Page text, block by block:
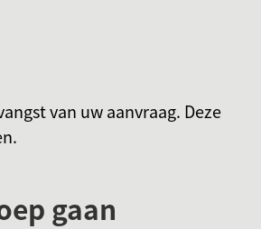
van uw aanvraag. Deze
gaan